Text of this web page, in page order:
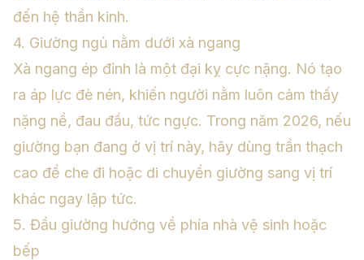
đến hệ thần kinh.
4. Giường ngủ nằm dưới xà ngang
Xà ngang ép đỉnh là một đại kỵ cực nặng. Nó tạo
ra áp lực đè nén, khiến người nằm luôn cảm thấy
nặng nề, đau đầu, tức ngực. Trong năm 2026, nếu
giường bạn đang ở vị trí này, hãy dùng trần thạch
cao để che đi hoặc di chuyển giường sang vị trí
khác ngay lập tức.
5. Đầu giường hướng về phía nhà vệ sinh hoặc
bếp